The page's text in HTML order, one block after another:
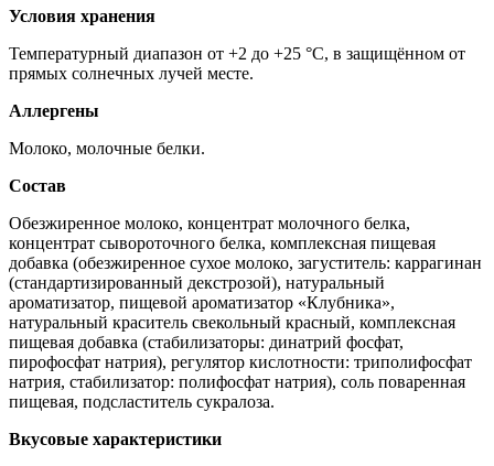
Условия хранения
Температурный диапазон от +2 до +25 °C, в защищённом от
прямых солнечных лучей месте.
Аллергены
Молоко, молочные белки.
Состав
Обезжиренное молоко, концентрат молочного белка,
концентрат сывороточного белка, комплексная пищевая
добавка (обезжиренное сухое молоко, загуститель: каррагинан
(стандартизированный декстрозой), натуральный
ароматизатор, пищевой ароматизатор «Клубника»,
натуральный краситель свекольный красный, комплексная
пищевая добавка (стабилизаторы: динатрий фосфат,
пирофосфат натрия), регулятор кислотности: триполифосфат
натрия, стабилизатор: полифосфат натрия), соль поваренная
пищевая, подсластитель сукралоза.
Вкусовые характеристики